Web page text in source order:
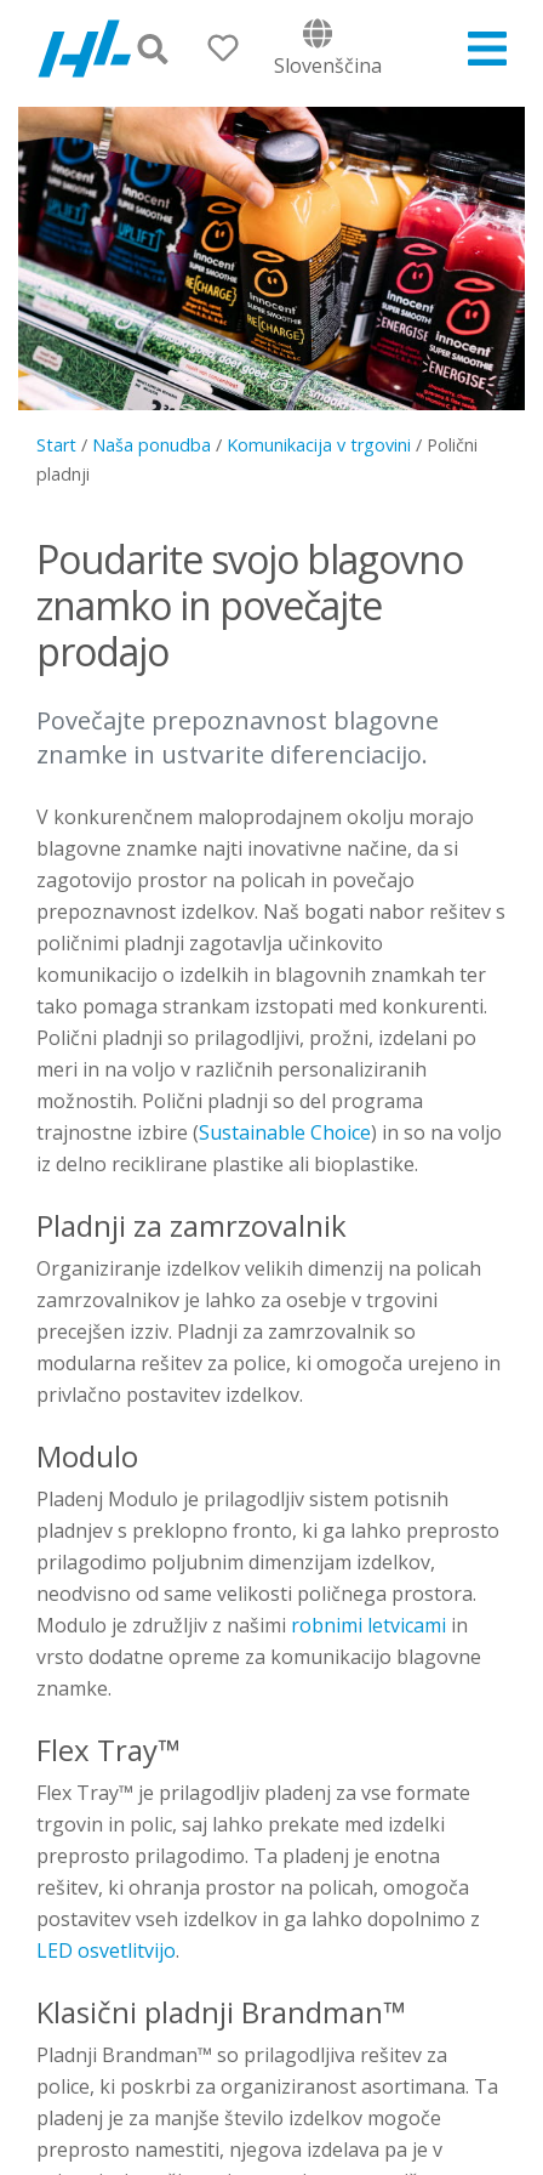
Slovenščina
Start / Naša ponudba / Komunikacija v trgovini / Polični
pladnji
Poudarite svojo blagovno
znamko in povečajte
prodajo
Povečajte prepoznavnost blagovne
znamke in ustvarite diferenciacijo.
V konkurenčnem maloprodajnem okolju morajo
blagovne znamke najti inovativne načine, da si
zagotovijo prostor na policah in povečajo
prepoznavnost izdelkov. Naš bogati nabor rešitev s
poličnimi pladnji zagotavlja učinkovito
komunikacijo o izdelkih in blagovnih znamkah ter
tako pomaga strankam izstopati med konkurenti.
Polični pladnji so prilagodljivi, prožni, izdelani po
meri in na voljo v različnih personaliziranih
možnostih. Polični pladnji so del programa
trajnostne izbire (Sustainable Choice) in so na voljo
iz delno reciklirane plastike ali bioplastike.
Pladnji za zamrzovalnik
Organiziranje izdelkov velikih dimenzij na policah
zamrzovalnikov je lahko za osebje v trgovini
precejšen izziv. Pladnji za zamrzovalnik so
modularna rešitev za police, ki omogoča urejeno in
privlačno postavitev izdelkov.
Modulo
Pladenj Modulo je prilagodljiv sistem potisnih
pladnjev s preklopno fronto, ki ga lahko preprosto
prilagodimo poljubnim dimenzijam izdelkov,
neodvisno od same velikosti poličnega prostora.
Modulo je združljiv z našimi robnimi letvicami in
vrsto dodatne opreme za komunikacijo blagovne
znamke.
Flex Tray™
Flex Tray™ je prilagodljiv pladenj za vse formate
trgovin in polic, saj lahko prekate med izdelki
preprosto prilagodimo. Ta pladenj je enotna
rešitev, ki ohranja prostor na policah, omogoča
postavitev vseh izdelkov in ga lahko dopolnimo z
LED osvetlitvijo.
Klasični pladnji Brandman™
Pladnji Brandman™ so prilagodljiva rešitev za
police, ki poskrbi za organiziranost asortimana. Ta
pladenj je za manjše število izdelkov mogoče
preprosto namestiti, njegova izdelava pa je v